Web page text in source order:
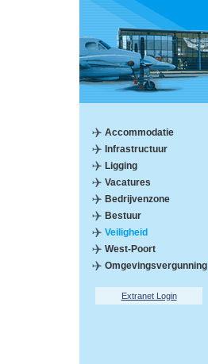
Accommodatie
Infrastructuur
Ligging
Vacatures
Bedrijvenzone
Bestuur
Veiligheid
West-Poort
Omgevingsvergunning
Extranet Login